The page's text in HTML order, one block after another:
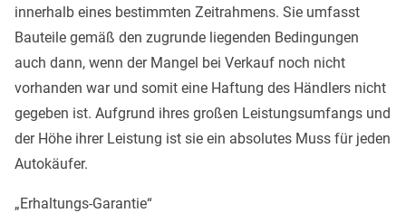
innerhalb eines bestimmten Zeitrahmens. Sie umfasst
Bauteile gemäß den zugrunde liegenden Bedingungen
auch dann, wenn der Mangel bei Verkauf noch nicht
vorhanden war und somit eine Haftung des Händlers nicht
gegeben ist. Aufgrund ihres großen Leistungsumfangs und
der Höhe ihrer Leistung ist sie ein absolutes Muss für jeden
Autokäufer.
„Erhaltungs-Garantie“